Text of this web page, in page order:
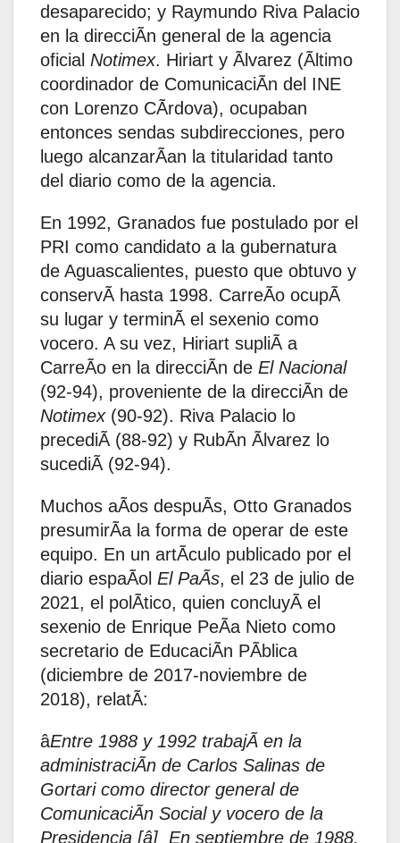
desaparecido; y Raymundo Riva Palacio
en la direcciÃn general de la agencia
oficial Notimex. Hiriart y Ãlvarez (Ãltimo
coordinador de ComunicaciÃn del INE
con Lorenzo CÃrdova), ocupaban
entonces sendas subdirecciones, pero
luego alcanzarÃan la titularidad tanto
del diario como de la agencia.
En 1992, Granados fue postulado por el
PRI como candidato a la gubernatura
de Aguascalientes, puesto que obtuvo y
conservÃ hasta 1998. CarreÃo ocupÃ
su lugar y terminÃ el sexenio como
vocero. A su vez, Hiriart supliÃ a
CarreÃo en la direcciÃn de El Nacional
(92-94), proveniente de la direcciÃn de
Notimex(90-92). Riva Palacio lo
precediÃ (88-92) y RubÃn Ãlvarez lo
sucediÃ (92-94).
Muchos aÃos despuÃs, Otto Granados
presumirÃa la forma de operar de este
equipo. En un artÃculo publicado por el
diario espaÃol El PaÃs, el 23 de julio de
2021, el polÃtico, quien concluyÃ el
sexenio de Enrique PeÃa Nieto como
secretario de EducaciÃn PÃblica
(diciembre de 2017-noviembre de
2018), relatÃ:
âEntre 1988 y 1992 trabajÃ en la
administraciÃn de Carlos Salinas de
Gortari como director general de
ComunicaciÃn Social y vocero de la
Presidencia [â] En septiembre de 1988,